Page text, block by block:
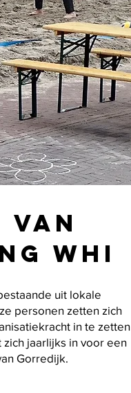
WHI
uit lokale
personen zetten zich
in te zetten
jaarlijks in voor een
Gorredijk.